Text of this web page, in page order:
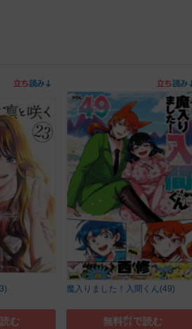
む
魔入りました！入間くん(49)
無料㌽で読む